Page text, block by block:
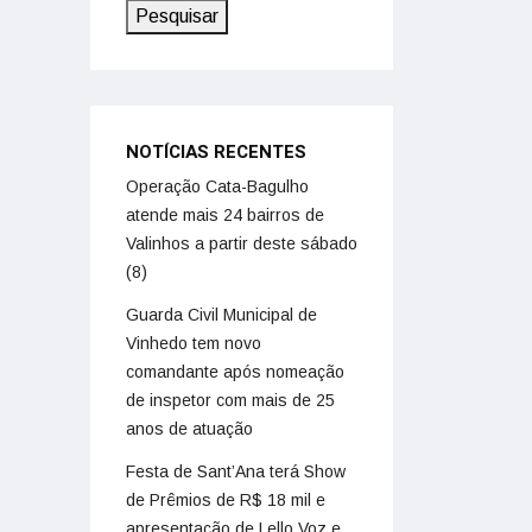
Pesquisar
NOTÍCIAS RECENTES
Operação Cata-Bagulho
atende mais 24 bairros de
Valinhos a partir deste sábado
(8)
Guarda Civil Municipal de
Vinhedo tem novo
comandante após nomeação
de inspetor com mais de 25
anos de atuação
Festa de Sant’Ana terá Show
de Prêmios de R$ 18 mil e